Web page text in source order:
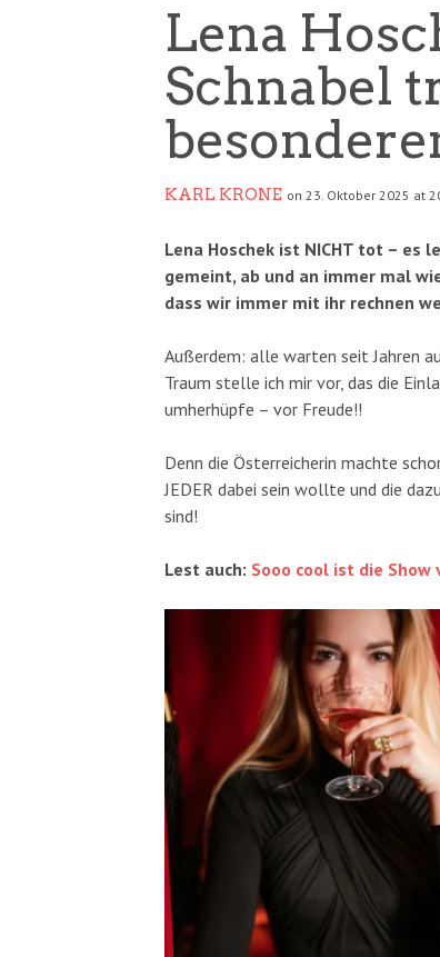
Lena
Schnabel
KARL KRONE on 23. Oktober 2025 at
Lena Hoschek ist NICHT tot – es
gemeint, ab und an immer mal
dass wir immer mit ihr rechnen
Außerdem: alle warten seit Jahren
Traum stelle ich mir vor, das die
umherhüpfe – vor Freude!!
Denn die Österreicherin machte
JEDER dabei sein wollte und die
sind!
Lest auch: Sooo cool ist die Show